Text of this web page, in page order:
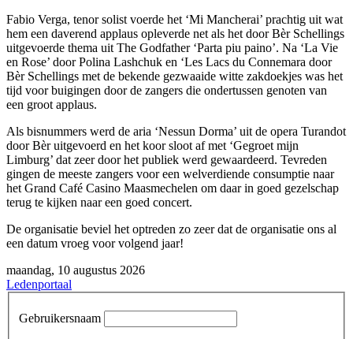
Fabio Verga, tenor solist voerde het ‘Mi Mancherai’ prachtig uit wat
hem een daverend applaus opleverde net als het door Bèr Schellings
uitgevoerde thema uit The Godfather ‘Parta piu paino’. Na ‘La Vie
en Rose’ door Polina Lashchuk en ‘Les Lacs du Connemara door
Bèr Schellings met de bekende gezwaaide witte zakdoekjes was het
tijd voor buigingen door de zangers die ondertussen genoten van
een groot applaus.
Als bisnummers werd de aria ‘Nessun Dorma’ uit de opera Turandot
door Bèr uitgevoerd en het koor sloot af met ‘Gegroet mijn
Limburg’ dat zeer door het publiek werd gewaardeerd. Tevreden
gingen de meeste zangers voor een welverdiende consumptie naar
het Grand Café Casino Maasmechelen om daar in goed gezelschap
terug te kijken naar een goed concert.
De organisatie beviel het optreden zo zeer dat de organisatie ons al
een datum vroeg voor volgend jaar!
maandag, 10 augustus 2026
Ledenportaal
Gebruikersnaam